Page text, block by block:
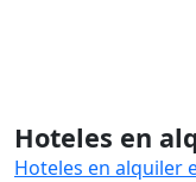
Hoteles en
Hoteles en alquiler